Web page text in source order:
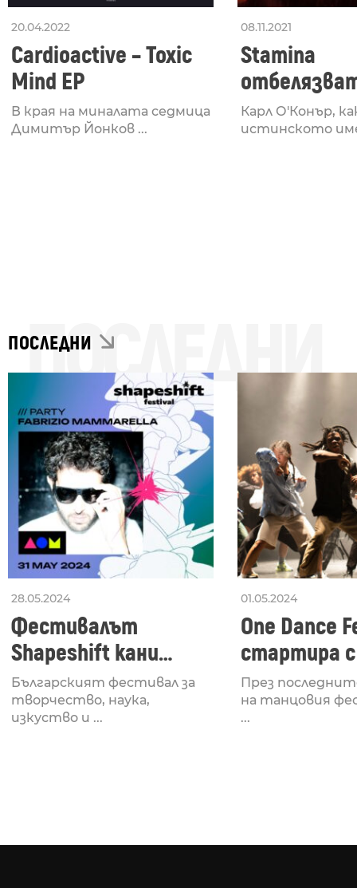
20.04.2022
Cardioactive – Toxic
Mind EP
В края на миналата седмица
Димитър Йонков ...
08.11.2021
Stamina
години с
Vault
Карл О'Конър,
истинското
ПОСЛЕДНИ
ПОСЛЕДНИ
28.05.2024
Фестивалът
Shapeshift кани
Fabrizio Mammarella
за откриването си
Българският фестивал за
творчество, наука,
изкуство и ...
01.05.2024
One Dance
стартира
Lucid,
рейв
През
на танцовия
...